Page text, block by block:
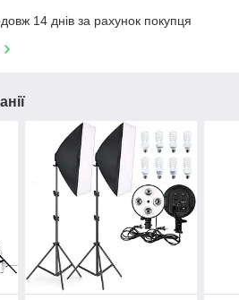
14 днів за рахунок покупця